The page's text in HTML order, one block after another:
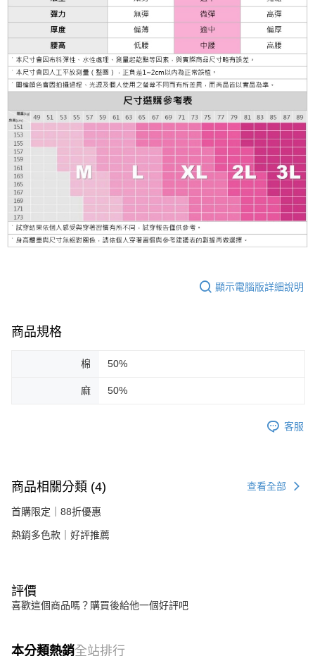
顯示電腦版詳細說明
商品規格
棉 50%
麻 50%
客服
商品相關分類 (4) 查看全部
首購限定｜88折優惠
熱銷多色款｜好評推薦
評價
喜歡這個商品嗎？購買後給他一個好評吧
本分類熱銷全站排行